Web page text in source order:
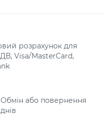
розрахунок для
Visa/MasterCard,
Обмін або повернення